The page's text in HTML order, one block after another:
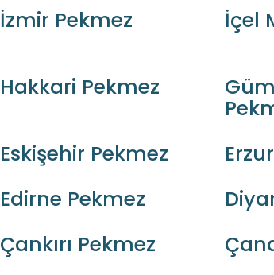
İzmir Pekmez İçel
Hakkari Pekmez
Eskişehir Pekmez
Edirne Pekmez
Çankırı Pekmez